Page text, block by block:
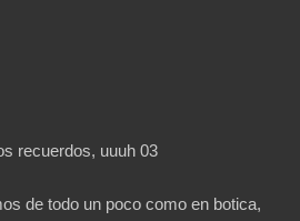
recuerdos, uuuh 03
de todo un poco como en botica,